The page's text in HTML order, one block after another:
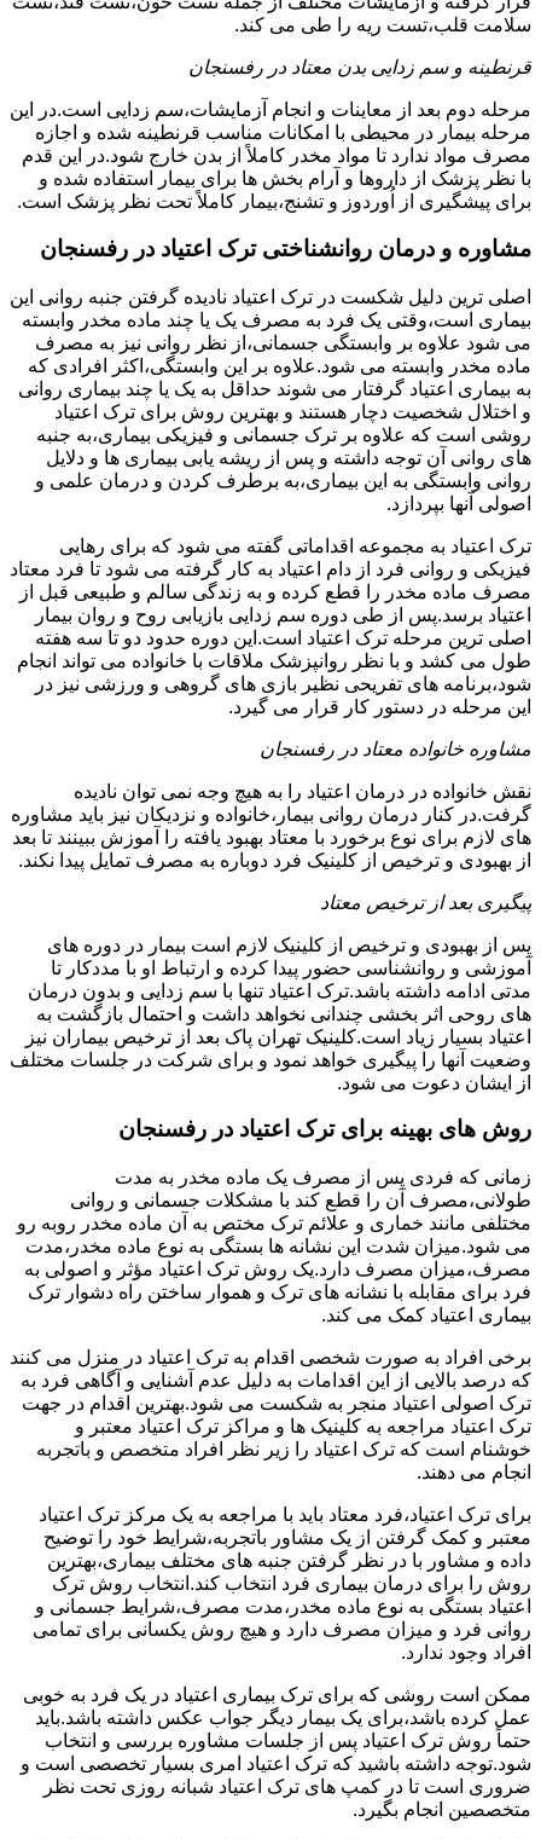
سلامت قلب،تست ریه را طی می کند.
قرنطینه و سم زدایی بدن معتاد در رفسنجان
مرحله دوم بعد از معاینات و انجام آزمایشات،سم زدایی است.در این
مرحله بیمار در محیطی با امکانات مناسب قرنطینه شده و اجازه
مصرف مواد ندارد تا مواد مخدر کاملاً از بدن خارج شود.در این قدم
با نظر پزشک از داروها و آرام بخش ها برای بیمار استفاده شده و
برای پیشگیری از اُوردوز و تشنج،بیمار کاملاً تحت نظر پزشک است.
مشاوره و درمان روانشناختی ترک اعتیاد در رفسنجان
اصلی ترین دلیل شکست در ترک اعتیاد نادیده گرفتن جنبه روانی این
بیماری است،وقتی یک فرد به مصرف یک یا چند ماده مخدر وابسته
می شود علاوه بر وابستگی جسمانی،از نظر روانی نیز به مصرف
ماده مخدر وابسته می شود.علاوه بر این وابستگی،اکثر افرادی که
به بیماری اعتیاد گرفتار می شوند حداقل به یک یا چند بیماری روانی
و اختلال شخصیت دچار هستند و بهترین روش برای ترک اعتیاد
روشی است که علاوه بر ترک جسمانی و فیزیکی بیماری،به جنبه
های روانی آن توجه داشته و پس از ریشه یابی بیماری ها و دلایل
روانی وابستگی به این بیماری،به برطرف کردن و درمان علمی و
اصولی آنها بپردازد.
ترک اعتیاد به مجموعه اقداماتی گفته می شود که برای رهایی
فیزیکی و روانی فرد از دام اعتیاد به کار گرفته می شود تا فرد معتاد
مصرف ماده مخدر را قطع کرده و به زندگی سالم و طبیعی قبل از
اعتیاد برسد.پس از طی دوره سم زدایی بازیابی روح و روان بیمار
اصلی ترین مرحله ترک اعتیاد است.این دوره حدود دو تا سه هفته
طول می کشد و با نظر روانپزشک ملاقات با خانواده می تواند انجام
شود،برنامه های تفریحی نظیر بازی های گروهی و ورزشی نیز در
این مرحله در دستور کار قرار می گیرد.
مشاوره خانواده معتاد در رفسنجان
نقش خانواده در درمان اعتیاد را به هیچ وجه نمی توان نادیده
گرفت.در کنار درمان روانی بیمار،خانواده و نزدیکان نیز باید مشاوره
های لازم برای نوع برخورد با معتاد بهبود یافته را آموزش ببینند تا بعد
از بهبودی و ترخیص از کلینیک فرد دوباره به مصرف تمایل پیدا نکند.
پیگیری بعد از ترخیص معتاد
پس از بهبودی و ترخیص از کلینیک لازم است بیمار در دوره های
آموزشی و روانشناسی حضور پیدا کرده و ارتباط او با مددکار تا
مدتی ادامه داشته باشد.ترک اعتیاد تنها با سم زدایی و بدون درمان
های روحی اثر بخشی چندانی نخواهد داشت و احتمال بازگشت به
اعتیاد بسیار زیاد است.کلینیک تهران پاک بعد از ترخیص بیماران نیز
وضعیت آنها را پیگیری خواهد نمود و برای شرکت در جلسات مختلف
از ایشان دعوت می شود.
روش های بهینه برای ترک اعتیاد در رفسنجان
زمانی که فردی پس از مصرف یک ماده مخدر به مدت
طولانی،مصرف آن را قطع کند با مشکلات جسمانی و روانی
مختلفی مانند خماری و علائم ترک مختص به آن ماده مخدر روبه رو
می شود.میزان شدت این نشانه ها بستگی به نوع ماده مخدر،مدت
مصرف،میزان مصرف دارد.یک روش ترک اعتیاد مؤثر و اصولی به
فرد برای مقابله با نشانه های ترک و هموار ساختن راه دشوار ترک
بیماری اعتیاد کمک می کند.
برخی افراد به صورت شخصی اقدام به ترک اعتیاد در منزل می کنند
که درصد بالایی از این اقدامات به دلیل عدم آشنایی و آگاهی فرد به
ترک اصولی اعتیاد منجر به شکست می شود.بهترین اقدام در جهت
ترک اعتیاد مراجعه به کلینیک ها و مراکز ترک اعتیاد معتبر و
خوشنام است که ترک اعتیاد را زیر نظر افراد متخصص و باتجربه
انجام می دهند.
برای ترک اعتیاد،فرد معتاد باید با مراجعه به یک مرکز ترک اعتیاد
معتبر و کمک گرفتن از یک مشاور باتجربه،شرایط خود را توضیح
داده و مشاور با در نظر گرفتن جنبه های مختلف بیماری،بهترین
روش را برای درمان بیماری فرد انتخاب کند.انتخاب روش ترک
اعتیاد بستگی به نوع ماده مخدر،مدت مصرف،شرایط جسمانی و
روانی فرد و میزان مصرف دارد و هیچ روش یکسانی برای تمامی
افراد وجود ندارد.
ممکن است روشی که برای ترک بیماری اعتیاد در یک فرد به خوبی
عمل کرده باشد،برای یک بیمار دیگر جواب عکس داشته باشد.باید
حتماً روش ترک اعتیاد پس از جلسات مشاوره بررسی و انتخاب
شود.توجه داشته باشید که ترک اعتیاد امری بسیار تخصصی است و
ضروری است تا در کمپ های ترک اعتیاد شبانه روزی تحت نظر
متخصصین انجام بگیرد.